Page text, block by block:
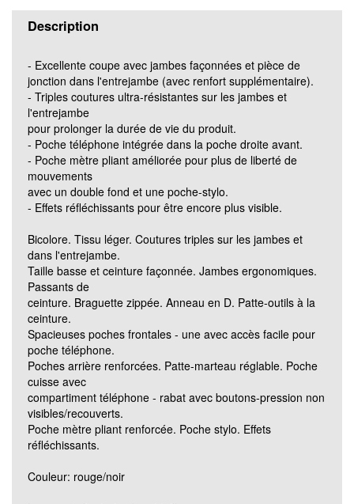
Grösse 82C64 (Standard)
Grösse 82C66 (Standard)
Grösse 82C68 (Standard)
Grösse 90C46 (lang)
Grösse 90C48 (lang)
Grösse 90C50 (lang)
Grösse 90C52 (lang)
Grösse 90C54 (lang)
Grösse 90C56 (lang)
Description
- Excellente coupe avec jambes façonnées et pièce de
jonction dans l'entrejambe (avec renfort supplémentaire).
- Triples coutures ultra-résistantes sur les jambes et
l'entrejambe
pour prolonger la durée de vie du produit.
- Poche téléphone intégrée dans la poche droite avant.
- Poche mètre pliant améliorée pour plus de liberté de
mouvements
avec un double fond et une poche-stylo.
- Effets réfléchissants pour être encore plus visible.
Bicolore. Tissu léger. Coutures triples sur les jambes et
dans l'entrejambe.
Taille basse et ceinture façonnée. Jambes ergonomiques.
Passants de
ceinture. Braguette zippée. Anneau en D. Patte-outils à la
ceinture.
Spacieuses poches frontales - une avec accès facile pour
poche téléphone.
Poches arrière renforcées. Patte-marteau réglable. Poche
cuisse avec
compartiment téléphone - rabat avec boutons-pression non
visibles/recouverts.
Poche mètre pliant renforcée. Poche stylo. Effets
réfléchissants.
Couleur: rouge/noir